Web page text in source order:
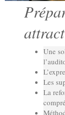
Une
Les
La